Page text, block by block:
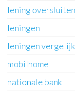
lening oversluiten
leningen
leningen
mobilhome
nationale bank